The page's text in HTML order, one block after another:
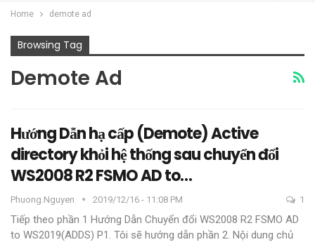
Home demote ad
Browsing Tag
Demote Ad
Hướng Dẫn hạ cấp (Demote) Active
directory khỏi hệ thống sau chuyển đổi
WS2008 R2 FSMO AD to…
Phuong.nguyen 2019/12/16 - 11:08 PM 1
Tiếp theo phần 1 Hướng Dẫn Chuyển đổi WS2008 R2 FSMO AD
to WS2019(ADDS) P1. Tôi sẽ hướng dẫn phần 2. Nội dung chủ